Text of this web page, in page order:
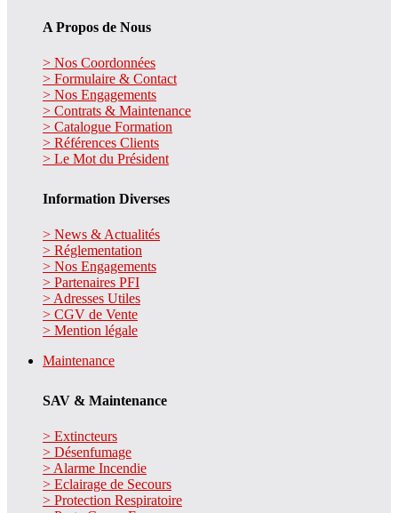
A Propos de Nous
> Nos Coordonnées
> Formulaire & Contact
> Nos Engagements
> Contrats & Maintenance
> Catalogue Formation
> Références Clients
> Le Mot du Président
Information Diverses
> News & Actualités
> Réglementation
> Nos Engagements
> Partenaires PFI
> Adresses Utiles
> CGV de Vente
> Mention légale
Maintenance
SAV & Maintenance
> Extincteurs
> Désenfumage
> Alarme Incendie
> Eclairage de Secours
> Protection Respiratoire